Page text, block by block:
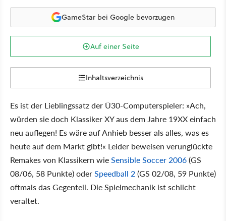
GameStar bei Google bevorzugen
Auf einer Seite
Inhaltsverzeichnis
Es ist der Lieblingssatz der Ü30-Computerspieler: »Ach,
würden sie doch Klassiker XY aus dem Jahre 19XX einfach
neu auflegen! Es wäre auf Anhieb besser als alles, was es
heute auf dem Markt gibt!« Leider beweisen verunglückte
Remakes von Klassikern wieSensible Soccer 2006(GS
08/06, 58 Punkte) oderSpeedball 2(GS 02/08, 59 Punkte)
oftmals das Gegenteil. Die Spielmechanik ist schlicht
veraltet.